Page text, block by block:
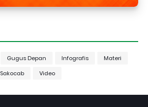
Gugus Depan Infografis
Materi
Sakocab Video